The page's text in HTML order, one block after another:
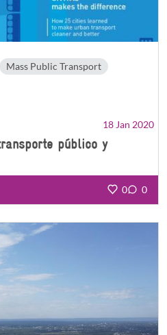
Mass Public Transport
18 Jan 2020
público y
0 0